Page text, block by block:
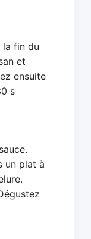
la fin du
et
ensuite
s
un plat à